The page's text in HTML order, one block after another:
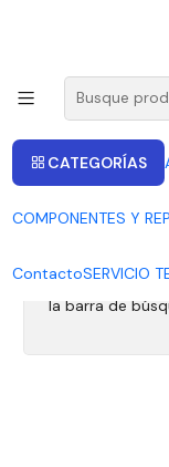
CATEGORÍAS
COMPONENTES Y
ContactoSERVICIO
ENVIOS A LAS
Fox 36
Puedes probar
la barra de